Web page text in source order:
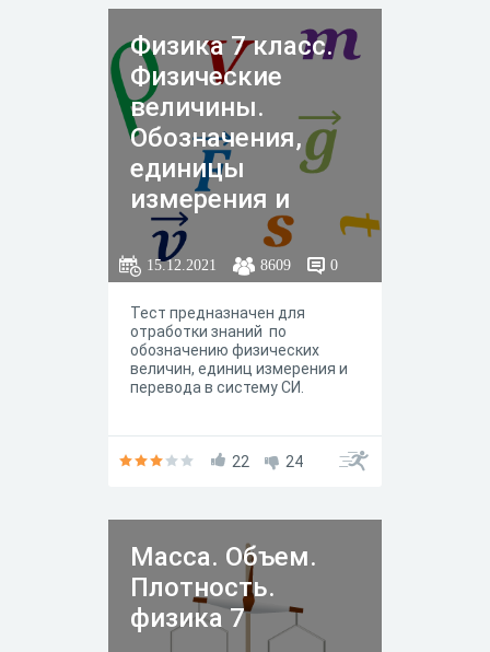
Физика 7 класс.
Физические
величины.
Обозначения,
единицы
измерения и
перевод в
систему СИ
15.12.2021 8609 0
Тест предназначен для
отработки знаний по
обозначению физических
величин, единиц измерения и
перевода в систему СИ.
22 24
Масса. Объем.
Плотность.
физика 7